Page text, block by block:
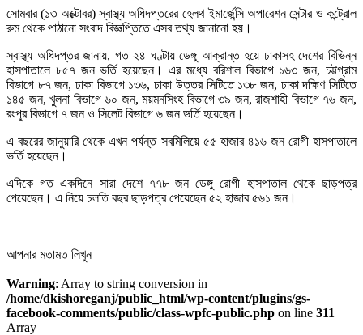
সোমবার (১৩ অক্টোবর) স্বাস্থ্য অধিদপ্তরের হেলথ ইমার্জেন্সি অপারেশন সেন্টার ও কন্ট্রোল
রুম থেকে পাঠানো সংবাদ বিজ্ঞপ্তিতে এসব তথ্য জানানো হয়।
স্বাস্থ্য অধিদপ্তর জানায়, গত ২৪ ঘণ্টায় ডেঙ্গু আক্রান্ত হয়ে ঢাকাসহ দেশের বিভিন্ন
হাসপাতালে ৮৫৭ জন ভর্তি হয়েছেন। এর মধ্যে বরিশাল বিভাগে ১৬৩ জন, চট্টগ্রাম
বিভাগে ৮৭ জন, ঢাকা বিভাগে ১৩৬, ঢাকা উত্তর সিটিতে ১৩৮ জন, ঢাকা দক্ষিণ সিটিতে
১৪৫ জন, খুলনা বিভাগে ৬০ জন, ময়মনসিংহ বিভাগে ৩৯ জন, রাজশাহী বিভাগে ৭৬ জন,
রংপুর বিভাগে ৭ জন ও সিলেট বিভাগে ৬ জন ভর্তি হয়েছেন।
এ বছরের জানুয়ারি থেকে এখন পর্যন্ত সবমিলিয়ে ৫৫ হাজার ৪১৬ জন রোগী হাসপাতালে
ভর্তি হয়েছেন।
এদিকে গত একদিনে সারা দেশে ৭৭৮ জন ডেঙ্গু রোগী হাসপাতাল থেকে ছাড়পত্র
পেয়েছেন। এ নিয়ে চলতি বছর ছাড়পত্র পেয়েছেন ৫২ হাজার ৫৬১ জন।
আপনার মতামত লিখুন
Warning: Array to string conversion in
/home/dkishoreganj/public_html/wp-content/plugins/gs-
facebook-comments/public/class-wpfc-public.php on line 311
Array